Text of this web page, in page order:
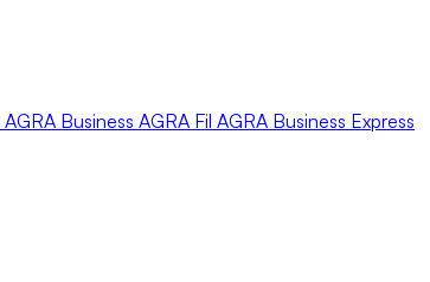
AGRA Business AGRA Fil AGRA Business Express